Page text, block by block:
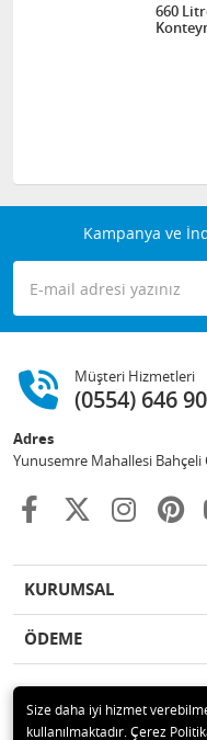
660
Kampanya ve
Müşteri Hizmetleri
(0554) 646
Adres
Yunusemre Mahallesi Bahçeli
KURUMSAL
ÖDEME
Size daha iyi hizmet
kullanılmaktadır. Çerez